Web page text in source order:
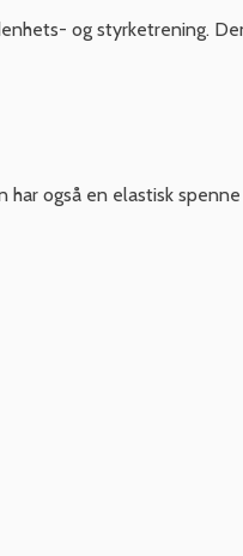
og styrketrening.
også en elastisk